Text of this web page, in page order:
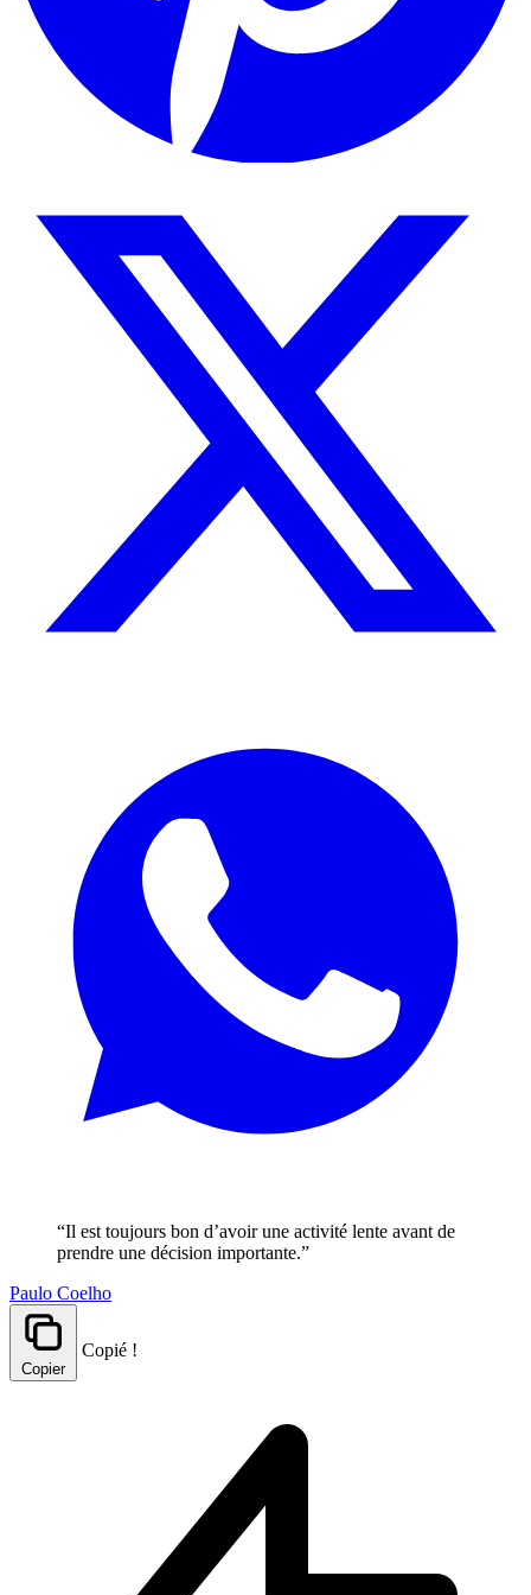
“Il est toujours bon d’avoir une activité lente avant de
prendre une décision importante.”
Paulo Coelho
Copier
Copié !